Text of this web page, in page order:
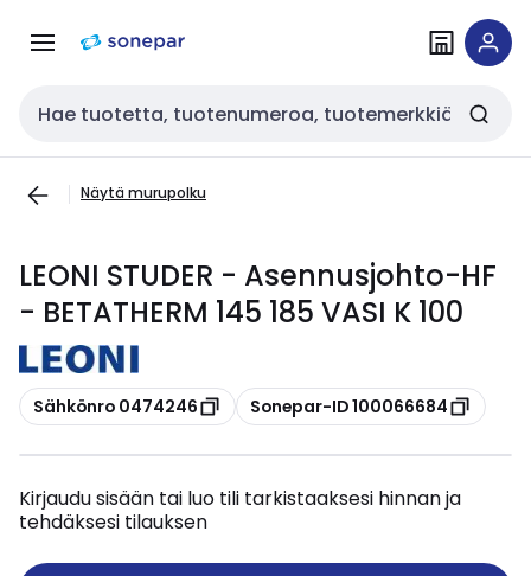
navigointiinsisältöön
Haku
Näytä murupolku
LEONI STUDER - Asennusjohto-HF
- BETATHERM 145 185 VASI K 100
Kopioi
Sähkönro 0474246 Kopioi
Sonepar-ID 100066684
Kirjaudu sisään tai luo tili tarkistaaksesi hinnan ja
tehdäksesi tilauksen